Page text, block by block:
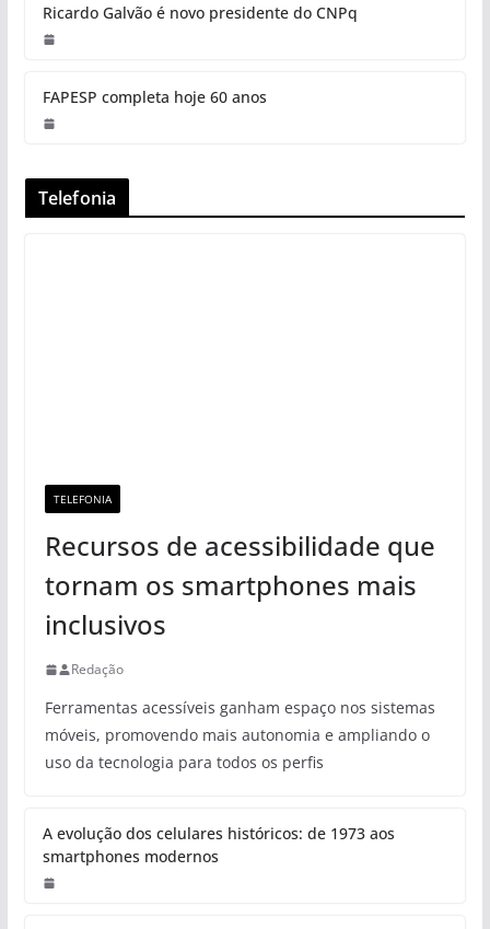
Ricardo Galvão é novo presidente do CNPq
FAPESP completa hoje 60 anos
Telefonia
TELEFONIA
Recursos de acessibilidade que
tornam os smartphones mais
inclusivos
Redação
Ferramentas acessíveis ganham espaço nos sistemas
móveis, promovendo mais autonomia e ampliando o
uso da tecnologia para todos os perfis
A evolução dos celulares históricos: de 1973 aos
smartphones modernos